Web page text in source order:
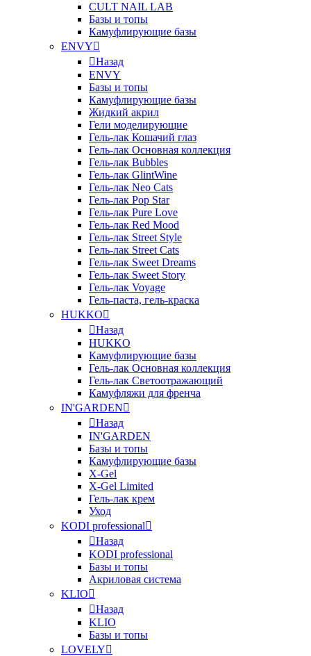
CULT NAIL LAB
Базы и топы
Камуфлирующие базы
ENVY
Назад
ENVY
Базы и топы
Камуфлирующие базы
Жидкий акрил
Гели моделирующие
Гель-лак Кошачий глаз
Гель-лак Основная коллекция
Гель-лак Bubbles
Гель-лак GlintWine
Гель-лак Neo Cats
Гель-лак Pop Star
Гель-лак Pure Love
Гель-лак Red Mood
Гель-лак Street Style
Гель-лак Street Cats
Гель-лак Sweet Dreams
Гель-лак Sweet Story
Гель-лак Voyage
Гель-паста, гель-краска
HUKKO
Назад
HUKKO
Камуфлирующие базы
Гель-лак Основная коллекция
Гель-лак Светоотражающий
Камуфляжи для френча
IN'GARDEN
Назад
IN'GARDEN
Базы и топы
Камуфлирующие базы
X-Gel
X-Gel Limited
Гель-лак крем
Уход
KODI professional
Назад
KODI professional
Базы и топы
Акриловая система
KLIO
Назад
KLIO
Базы и топы
LOVELY